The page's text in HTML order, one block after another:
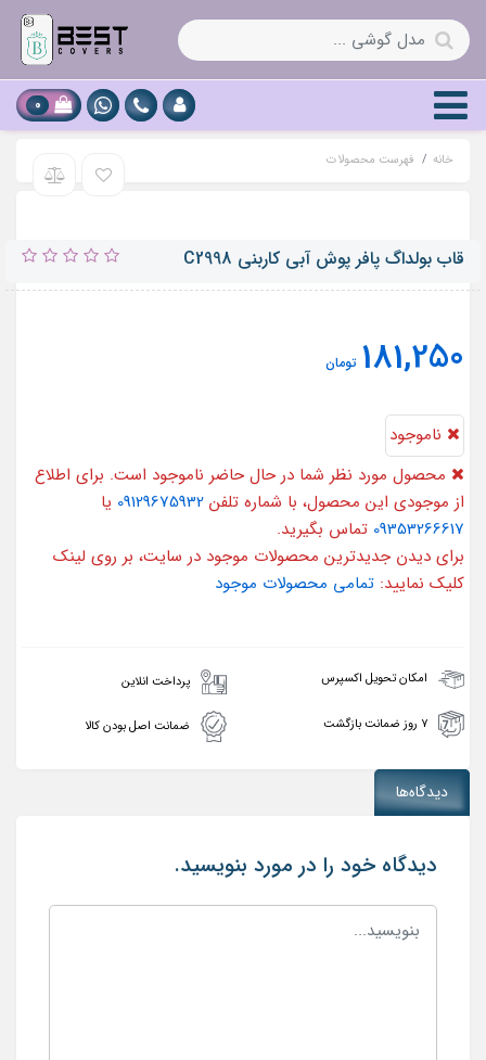
0
خانه فهرست محصولات
قاب بولداگ پافر پوش آبی کاربنی C2998
181,250 تومان
ناموجود
محصول مورد نظر شما در حال حاضر ناموجود است. برای اطلاع
از موجودی این محصول، با شماره تلفن 09129675932 یا
09353266617 تماس بگیرید.
برای دیدن جدیدترین محصولات موجود در سایت، بر روی لینک
کلیک نمایید: تمامی محصولات موجود
امکان تحویل اکسپرس پرداخت انلاین
۷ روز ضمانت بازگشت ضمانت اصل بودن کالا
دیدگاه‌ها
دیدگاه خود را در مورد بنویسید.